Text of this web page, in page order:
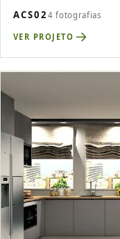
ACS02 4 fotografias
VER PROJETO